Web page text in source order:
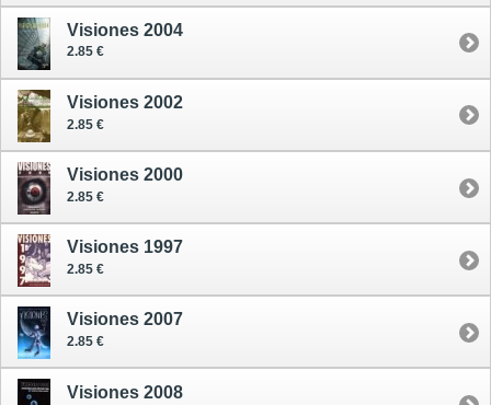
Visiones 2004
2.85 €
Visiones 2002
2.85 €
Visiones 2000
2.85 €
Visiones 1997
2.85 €
Visiones 2007
2.85 €
Visiones 2008